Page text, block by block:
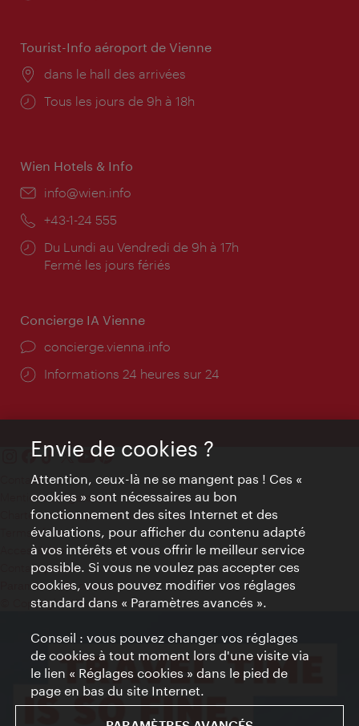
Tourist-Info aéroport de Vienne
Lieu:
dans le hall des arrivées
Horaires
Tous les jours de 9h à 18h
Wien Hotels & Info
E-
info@wien.info
Téléphone:
+43-1-24 555
Horaires
d'ouverture:
Du Lundi au Vendredi de 9h à 17h
Fermé les jours fériés
Concierge IA Vienne
Ort:
concierge.vienna.info
Öffnungszeiten:
Informations 24 heures sur 24
Contact
Mentions obligatoires
Charte sur le respect de la vie privée
Terms of Use
Accessibilité
Contact presse
Paramètres de cookies
© Copyright WienTourismus
Envie de cookies ?
Attention, ceux-là ne se mangent pas ! Ces «
cookies » sont nécessaires au bon
fonctionnement des sites Internet et des
évaluations, pour afficher du contenu adapté
à vos intérêts et vous offrir le meilleur service
possible. Si vous ne voulez pas accepter ces
cookies, vous pouvez modifier vos réglages
standard dans « Paramètres avancés ».
Conseil : vous pouvez changer vos réglages
de cookies à tout moment lors d'une visite via
le lien « Réglages cookies » dans le pied de
page en bas du site Internet.